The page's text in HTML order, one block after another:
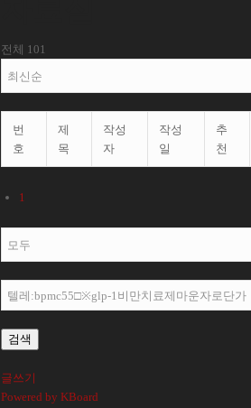
전체 101
번
호
제
목
작성
자
작성
일
추
천
1
검색
글쓰기
Powered by KBoard